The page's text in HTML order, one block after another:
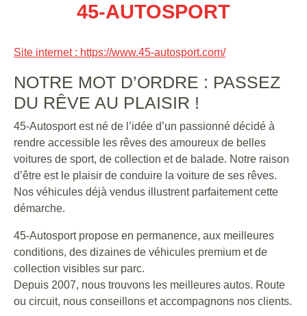
45-AUTOSPORT
Site internet : https://www.45-autosport.com/
NOTRE MOT D’ORDRE : PASSEZ
DU RÊVE AU PLAISIR !
45-Autosport est né de l’idée d’un passionné décidé à
rendre accessible les rêves des amoureux de belles
voitures de sport, de collection et de balade. Notre raison
d’être est le plaisir de conduire la voiture de ses rêves.
Nos véhicules déjà vendus illustrent parfaitement cette
démarche.
45-Autosport propose en permanence, aux meilleures
conditions, des dizaines de véhicules premium et de
collection visibles sur parc.
Depuis 2007, nous trouvons les meilleures autos. Route
ou circuit, nous conseillons et accompagnons nos clients.